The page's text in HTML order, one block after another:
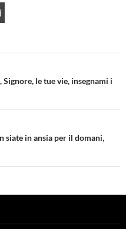
le tue vie, insegnami i
siate in ansia per il domani,